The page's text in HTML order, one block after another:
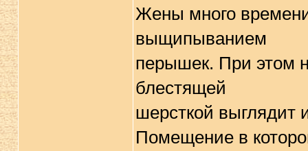
Жены много
выщипыванием
перышек. При этом
блестящей
шерсткой выглядит
Помещение в